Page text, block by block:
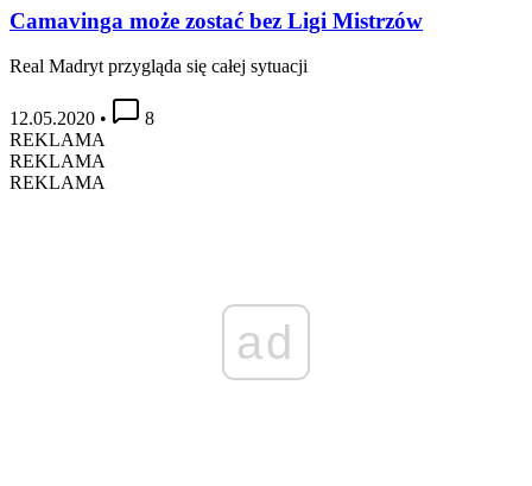
Camavinga może zostać bez Ligi Mistrzów
Real Madryt przygląda się całej sytuacji
12.05.2020 •
8
REKLAMA
REKLAMA
REKLAMA
ad